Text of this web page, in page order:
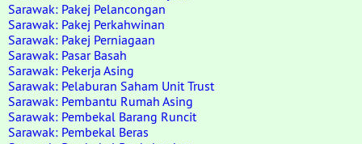
Sarawak: Pakej Pelancongan
Sarawak: Pakej Perkahwinan
Sarawak: Pakej Perniagaan
Sarawak: Pasar Basah
Sarawak: Pekerja Asing
Sarawak: Pelaburan Saham Unit Trust
Sarawak: Pembantu Rumah Asing
Sarawak: Pembekal Barang Runcit
Sarawak: Pembekal Beras